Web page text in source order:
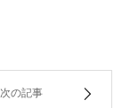
次の記事